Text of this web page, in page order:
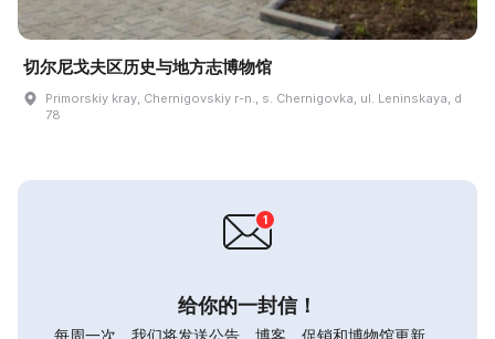
切尔尼戈夫区历史与地方志博物馆
Primorskiy kray, Chernigovskiy r-n., s. Chernigovka, ul. Leninskaya, d
78
给你的一封信！
每周一次，我们将发送公告，博客，促销和博物馆更新。